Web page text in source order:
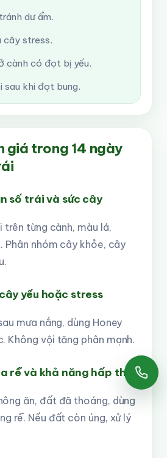
dư ẩm.
cây stress.
cành có đọt bị yếu.
sau khi đọt bung.
giá trong 14 ngày
số trái và sức cây
từng cành, màu lá,
Phân nhóm cây khỏe, cây
yếu hoặc stress
mưa nắng, dùng Honey
Không vội tăng phân mạnh.
rễ và khả năng hấp thu
ăn, đất đã thoáng, dùng
rễ. Nếu đất còn úng, xử lý
Gọi